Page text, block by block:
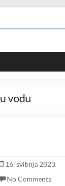
vodu
16. svibnja 2023.
No Comments